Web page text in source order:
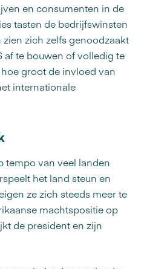
en consumenten in de
tasten de bedrijfswinsten
zich zelfs genoodzaakt
af te bouwen of volledig te
groot de invloed van
internationale
tempo van veel landen
het land steun en
ze zich steeds meer te
machtspositie op
de president en zijn